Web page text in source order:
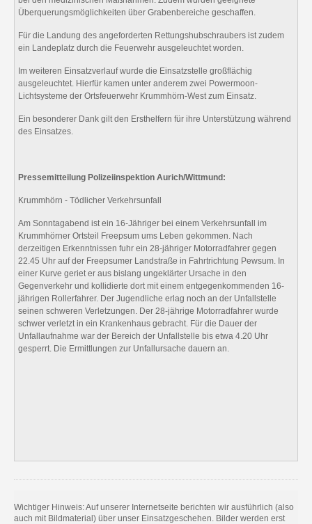
Überquerungsmöglichkeiten über Grabenbereiche geschaffen.
Für die Landung des angeforderten Rettungshubschraubers ist zudem
ein Landeplatz durch die Feuerwehr ausgeleuchtet worden.
Im weiteren Einsatzverlauf wurde die Einsatzstelle großflächig
ausgeleuchtet. Hierfür kamen unter anderem zwei Powermoon-
Lichtsysteme der Ortsfeuerwehr Krummhörn-West zum Einsatz.
Ein besonderer Dank gilt den Ersthelfern für ihre Unterstützung während
des Einsatzes.
Pressemitteilung Polizeiinspektion Aurich/Wittmund:
Krummhörn - Tödlicher Verkehrsunfall
Am Sonntagabend ist ein 16-Jähriger bei einem Verkehrsunfall im
Krummhörner Ortsteil Freepsum ums Leben gekommen. Nach
derzeitigen Erkenntnissen fuhr ein 28-jähriger Motorradfahrer gegen
22.45 Uhr auf der Freepsumer Landstraße in Fahrtrichtung Pewsum. In
einer Kurve geriet er aus bislang ungeklärter Ursache in den
Gegenverkehr und kollidierte dort mit einem entgegenkommenden 16-
jährigen Rollerfahrer. Der Jugendliche erlag noch an der Unfallstelle
seinen schweren Verletzungen. Der 28-jährige Motorradfahrer wurde
schwer verletzt in ein Krankenhaus gebracht. Für die Dauer der
Unfallaufnahme war der Bereich der Unfallstelle bis etwa 4.20 Uhr
gesperrt. Die Ermittlungen zur Unfallursache dauern an.
Wichtiger Hinweis: Auf unserer Internetseite berichten wir ausführlich (also
auch mit Bildmaterial) über unser Einsatzgeschehen. Bilder werden erst